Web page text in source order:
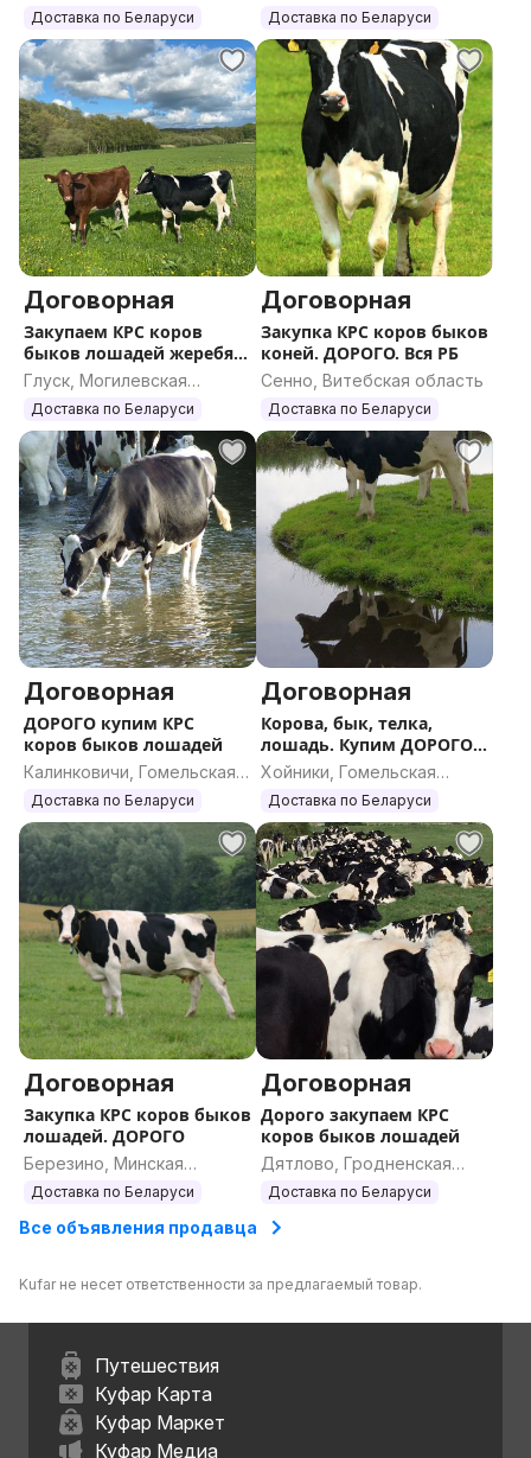
Доставка по Беларуси
Гомельская область
Доставка по Беларуси
Договорная
Закупаем КРС коров
быков лошадей жеребят.
ДОРОГО
Глуск, Могилевская
область
Доставка по Беларуси
Договорная
Закупка КРС коров быков
коней. ДОРОГО. Вся РБ
Сенно, Витебская область
Доставка по Беларуси
Договорная
ДОРОГО купим КРС
коров быков лошадей
Калинковичи, Гомельская
область
Доставка по Беларуси
Договорная
Корова, бык, телка,
лошадь. Купим ДОРОГО
КРС
Хойники, Гомельская
область
Доставка по Беларуси
Договорная
Закупка КРС коров быков
лошадей. ДОРОГО
Березино, Минская
область
Доставка по Беларуси
Договорная
Дорого закупаем КРС
коров быков лошадей
Дятлово, Гродненская
область
Доставка по Беларуси
Все объявления продавца
Kufar не несет ответственности за предлагаемый товар.
Путешествия
Куфар Карта
Куфар Маркет
Куфар Медиа